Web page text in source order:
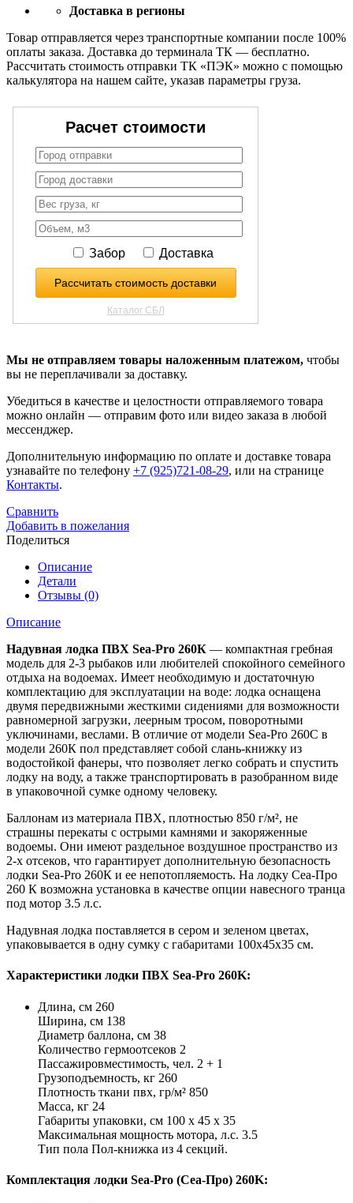
Доставка в регионы
Товар отправляется через транспортные компании после 100%
оплаты заказа. Доставка до терминала ТК — бесплатно.
Рассчитать стоимость отправки ТК «ПЭК» можно с помощью
калькулятора на нашем сайте, указав параметры груза.
Мы не отправляем товары наложенным платежом, чтобы
вы не переплачивали за доставку.
Убедиться в качестве и целостности отправляемого товара
можно онлайн — отправим фото или видео заказа в любой
мессенджер.
Дополнительную информацию по оплате и доставке товара
узнавайте по телефону +7 (925)721-08-29, или на странице
Контакты.
Сравнить
Добавить в пожелания
Поделиться
Описание
Детали
Отзывы (0)
Описание
Надувная лодка ПВХ Sea-Pro 260К — компактная гребная
модель для 2-3 рыбаков или любителей спокойного семейного
отдыха на водоемах. Имеет необходимую и достаточную
комплектацию для эксплуатации на воде: лодка оснащена
двумя передвижными жесткими сидениями для возможности
равномерной загрузки, леерным тросом, поворотными
уключинами, веслами. В отличие от модели Sea-Pro 260C в
модели 260К пол представляет собой слань-книжку из
водостойкой фанеры, что позволяет легко собрать и спустить
лодку на воду, а также транспортировать в разобранном виде
в упаковочной сумке одному человеку.
Баллонам из материала ПВХ, плотностью 850 г/м², не
страшны перекаты с острыми камнями и закоряженные
водоемы. Они имеют раздельное воздушное пространство из
2-х отсеков, что гарантирует дополнительную безопасность
лодки Sea-Pro 260К и ее непотопляемость. На лодку Сеа-Про
260 К возможна установка в качестве опции навесного транца
под мотор 3.5 л.с.
Надувная лодка поставляется в сером и зеленом цветах,
упаковывается в одну сумку с габаритами 100х45х35 см.
Характеристики лодки ПВХ Sea-Pro 260K:
Длина, см 260
Ширина, см 138
Диаметр баллона, см 38
Количество гермоотсеков 2
Пассажировместимость, чел. 2 + 1
Грузоподъемность, кг 260
Плотность ткани пвх, гр/м² 850
Масса, кг 24
Габариты упаковки, см 100 х 45 х 35
Максимальная мощность мотора, л.с. 3.5
Тип пола Пол-книжка из 4 секций.
Комплектация лодки Sea-Pro (Сеа-Про) 260K: